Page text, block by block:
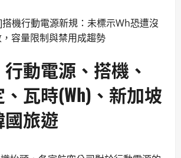
動電源、搭機、
瓦時(Wh)、新加坡
旅遊